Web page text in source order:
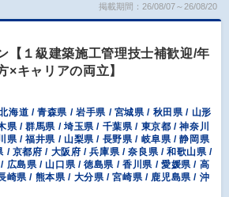
掲載期間：26/08/07～26/08/20
【１級建築施工管理技士補歓迎/年
×キャリアの両立】
海道 / 青森県 / 岩手県 / 宮城県 / 秋田県 / 山形
県 / 群馬県 / 埼玉県 / 千葉県 / 東京都 / 神奈川
県 / 福井県 / 山梨県 / 長野県 / 岐阜県 / 静岡県
/ 京都府 / 大阪府 / 兵庫県 / 奈良県 / 和歌山県 /
広島県 / 山口県 / 徳島県 / 香川県 / 愛媛県 / 高
崎県 / 熊本県 / 大分県 / 宮崎県 / 鹿児島県 / 沖